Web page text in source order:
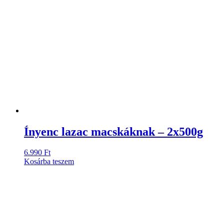
Ínyenc lazac macskáknak – 2x500g
6.990 Ft
Kosárba teszem